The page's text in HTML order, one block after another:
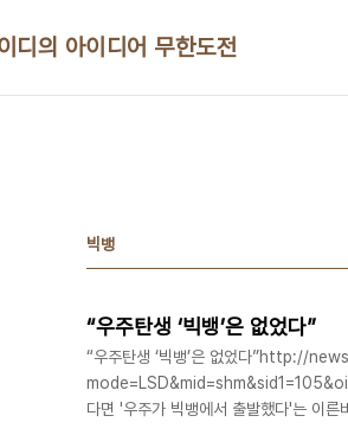
의 아이디어 무한도전
빅뱅
“우주탄생 ‘빅뱅’은 없었다”
“우주탄생 ‘빅뱅’은 없었다”http://
다면 '우주가 빅뱅에서 출발했다'는 이